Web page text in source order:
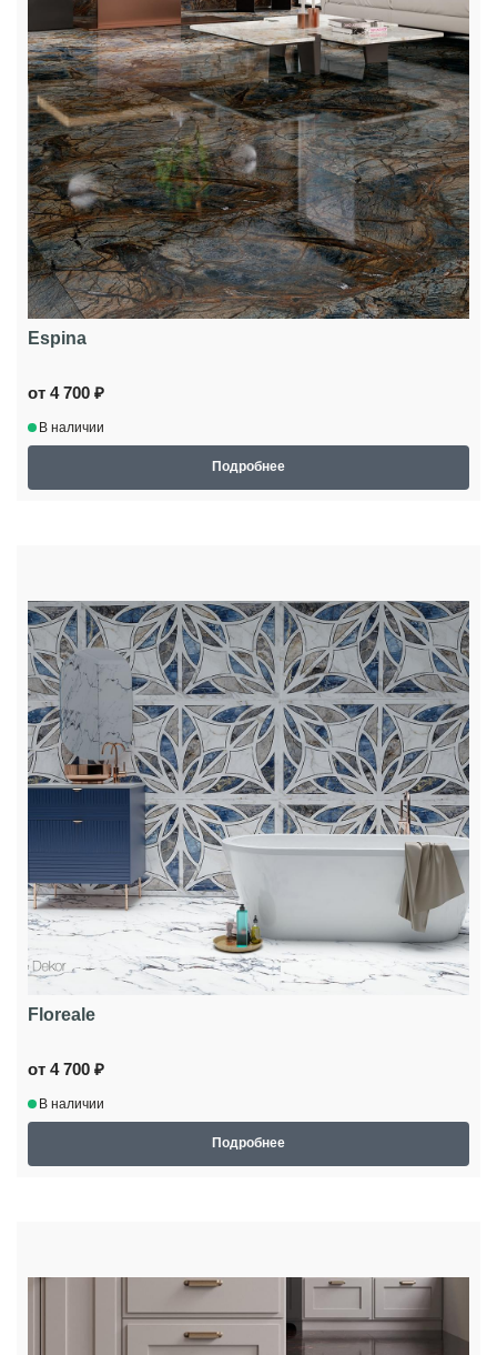
Espina
от 4 700 ₽
В наличии
Подробнее
Floreale
от 4 700 ₽
В наличии
Подробнее